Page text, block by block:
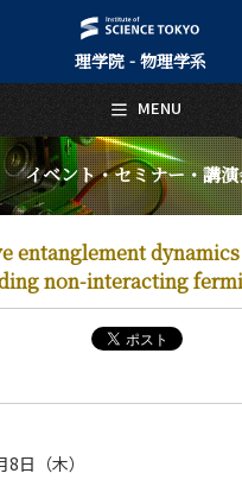
理学院 - 物理学系
イベント・セミナー・講
entanglement
non-interacting
日（木）
MENU
本語
ジ
ついて
室
Laboratories